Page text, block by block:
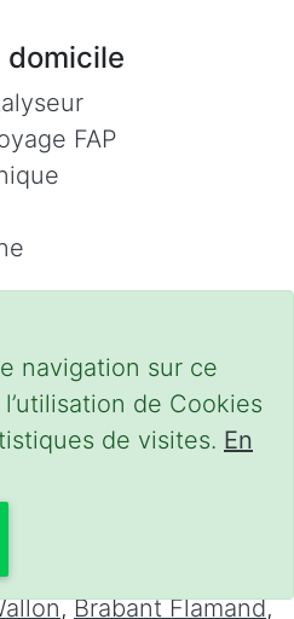
navigation sur ce
de Cookies
de visites. En
domicile
FAP
FAP à
,Brabant Flamand,